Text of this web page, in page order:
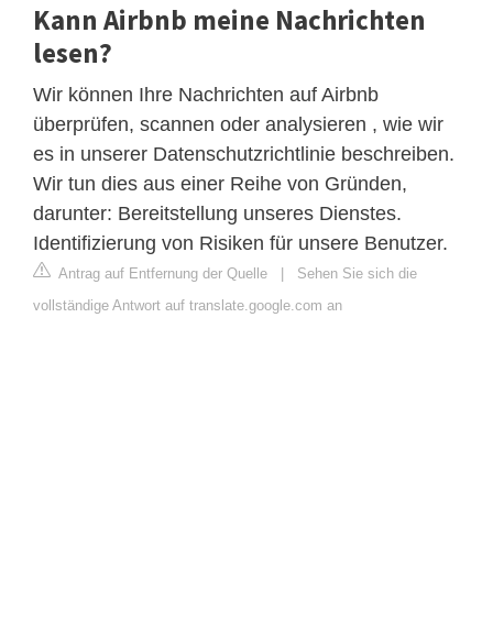
Kann Airbnb meine Nachrichten
lesen?
Wir können Ihre Nachrichten auf Airbnb
überprüfen, scannen oder analysieren , wie wir
es in unserer Datenschutzrichtlinie beschreiben.
Wir tun dies aus einer Reihe von Gründen,
darunter: Bereitstellung unseres Dienstes.
Identifizierung von Risiken für unsere Benutzer.
Antrag auf Entfernung der Quelle | Sehen Sie sich die
vollständige Antwort auf translate.google.com an